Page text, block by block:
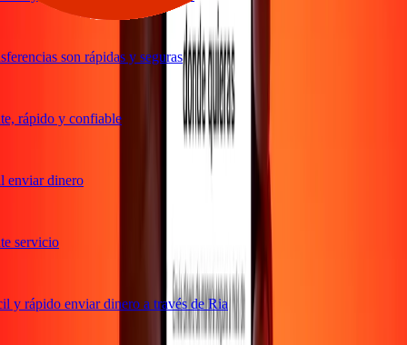
son rápidas y seguras
rápido y confiable
dinero
servicio
rápido enviar dinero a través de Ria